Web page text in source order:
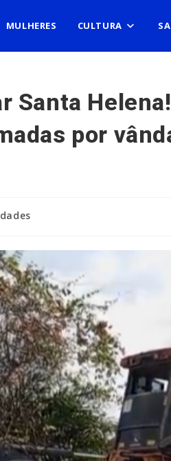
MULHERES CULTURA
Santa
por